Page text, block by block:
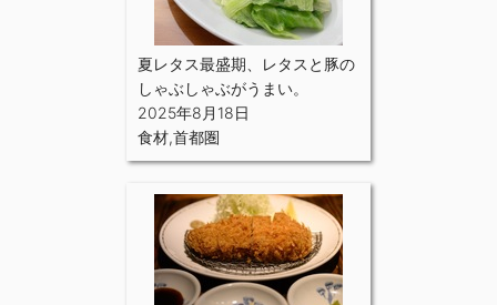
夏レタス最盛期、レタスと豚の
しゃぶしゃぶがうまい。
2025年8月18日
食材,首都圏